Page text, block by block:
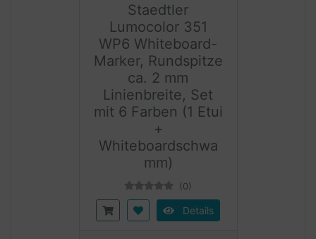
Staedtler
Lumocolor 351
WP6 Whiteboard-
Marker, Rundspitze
ca. 2 mm
Linienbreite, Set
mit 6 Farben (1 Etui
+
Whiteboardschwa
mm)
(0)
Details